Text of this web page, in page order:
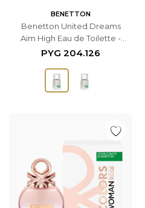
BENETTON
Benetton United Dreams
Aim High Eau de Toilette -
100ml - Masculino
PYG 204.126